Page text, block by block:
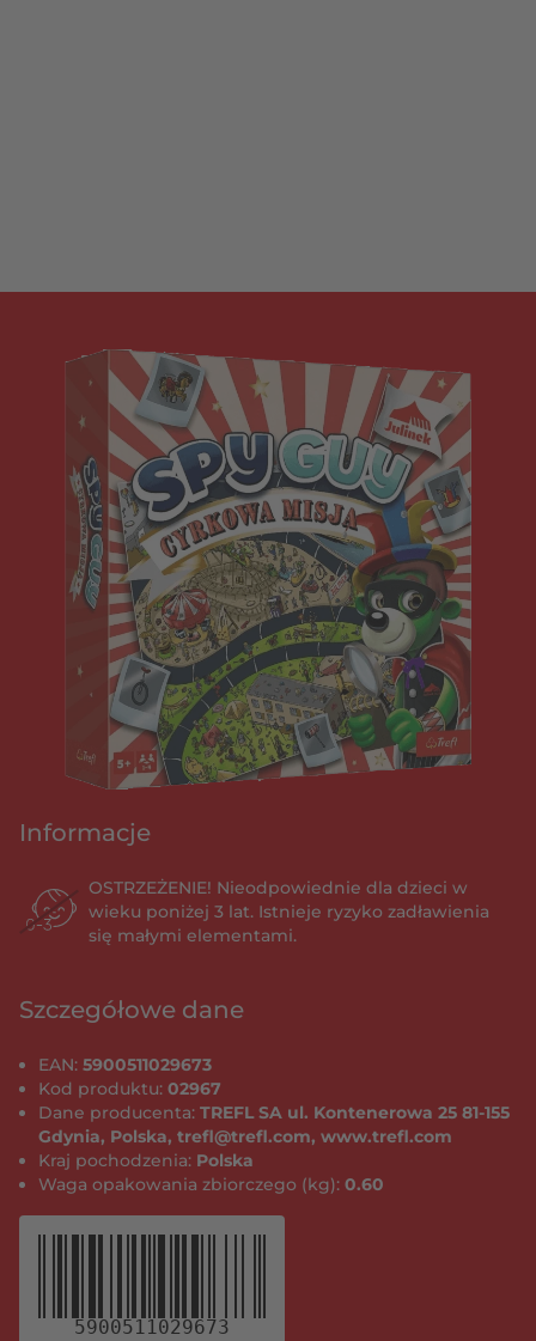
Informacje
OSTRZEŻENIE! Nieodpowiednie dla dzieci w
wieku poniżej 3 lat. Istnieje ryzyko zadławienia
się małymi elementami.
Szczegółowe dane
EAN: 5900511029673
Kod produktu: 02967
Dane producenta: TREFL SA ul. Kontenerowa 25 81-155
Gdynia, Polska, trefl@trefl.com, www.trefl.com
Kraj pochodzenia: Polska
Waga opakowania zbiorczego (kg): 0.60
5900511029673